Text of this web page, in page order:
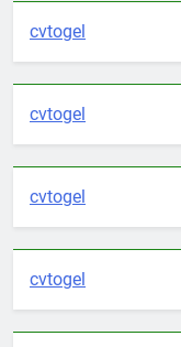
cvtogel
cvtogel
cvtogel
cvtogel